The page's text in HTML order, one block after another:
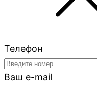
Телефон
Ваш e-mail